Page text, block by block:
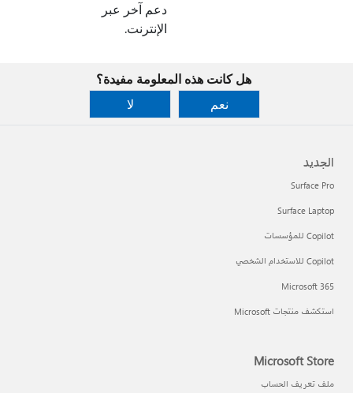
دعم آخر عبر
الإنترنت.
هل كانت هذه المعلومة مفيدة؟
نعم
لا
الجديد
Surface Pro
Surface Laptop
Copilot للمؤسسات
Copilot للاستخدام الشخصي
Microsoft 365
استكشف منتجات Microsoft
Microsoft Store
ملف تعريف الحساب